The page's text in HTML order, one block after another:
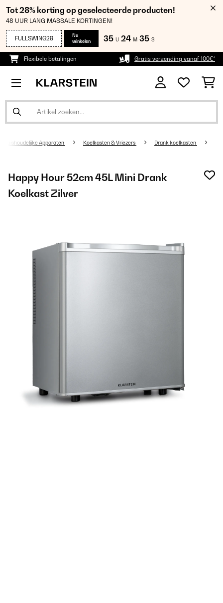
Tot 28% korting op geselecteerde producten!
48 UUR LANG MASSALE KORTINGEN!
FULLSWING28
Nu
winkelen
35 U 24 M 34 S
Flexibele betalingen Gratis verzending vanaf 100€*
Huishoudelijke Apparaten Koelkasten & Vriezers Drank koelkasten
Happy Hour 52cm 45L Mini Drank
Koelkast Zilver